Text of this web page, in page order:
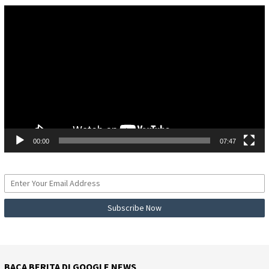
00:00 07:47
BACA BERITA DI GOOGLE NEWS